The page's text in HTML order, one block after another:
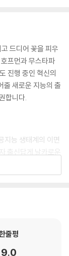
패드가 출시되기
묻히고 말았다.
만든 사람의 마음에
이 있다. 챗GPT
후 이렇게 트윗했
요하다고 생각했기
명한 성격이 필요
미건조한 성격을
‘어크하이어’ 방
콘밸리의 스타트
? 초기 전략적 제
동맹으로 발전했
.
자이자 [뉴욕타임
는 인물들과 긴밀한
화 vs 연구 중심,
쇄형 등의 관점에서
마치 한 편의 스
드디어 꽃을 피우
프먼과 무스타파
진행 중인 혁신의
줄 새로운 지능의 출
합니다.
지능 생태계의 이면
출신답게 날카로운
계의 복잡한 역학
스타파 술레이만
듯, 이 책은 인공지
하게 드러냅니다.
줄평
9.0